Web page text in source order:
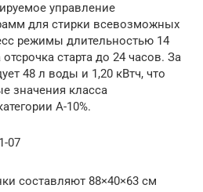
управление
для стирки всевозможных
режимы длительностью 14
старта до 24 часов. За
48 л воды и 1,20 кВтч, что
значения класса
A-10%.
07
составляют 88×40×63 см